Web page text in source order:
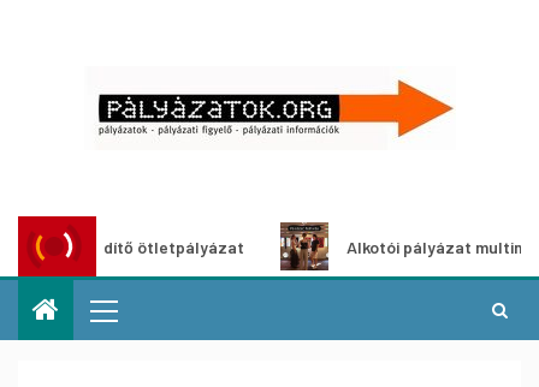
ötletpályázat Alkotói pályázat multimédia-